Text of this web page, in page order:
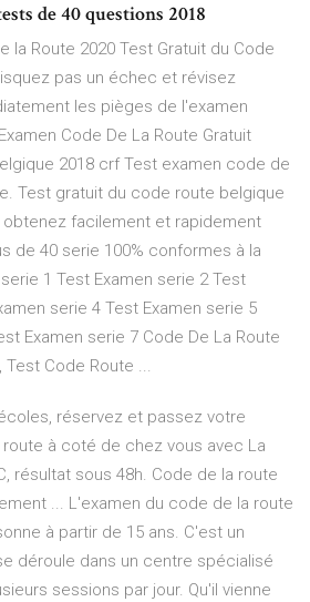
de 40 questions 2018
la Route 2020 Test Gratuit du Code
pas un échec et révisez
les pièges de l'examen
Code De La Route Gratuit
2018 crf Test examen code de
Test gratuit du code route belgique
obtenez facilement et rapidement
de 40 serie 100% conformes à la
1 Test Examen serie 2 Test
serie 4 Test Examen serie 5
Examen serie 7 Code De La Route
Test Code Route ...
réservez et passez votre
à coté de chez vous avec La
résultat sous 48h. Code de la route
... L'examen du code de la route
à partir de 15 ans. C'est un
déroule dans un centre spécialisé
sessions par jour. Qu'il vienne